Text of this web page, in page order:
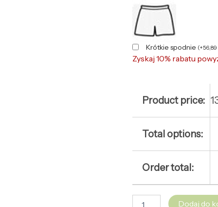
Krótkie spodnie (+56,89
Zyskaj 10% rabatu
Product price:
Total options:
Order total:
Dodaj do